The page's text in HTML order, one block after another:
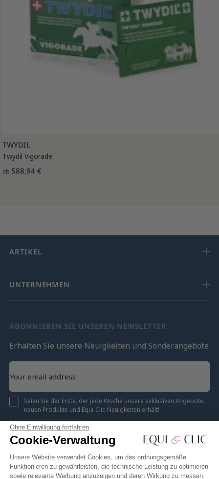
Ohne Einwilligung fortfahren
Cookie-Verwaltung
Unsere Website verwendet Cookies, um das ordnungsgemäße
Funktionieren zu gewährleisten, die technische Leistung zu optimieren
sowie relevante Werbung anzuzeigen und deren Wirkung zu messen.
TWYDIL
Twydil Vigorade
ab 588,94 €
ARTIKEL
UNTERNEHMEN
ABONNIEREN SIE UNSEREN NEWSLETTER
Erhalten Sie unsere Neuigkeiten und Sonderangebote
Seien Sie der Erste, der jede Woche unsere exklusiven Angebote,
neuen Produkte und Equi-Clic-Neuigkeiten erhält!
Registrieren